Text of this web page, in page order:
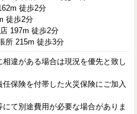
徒歩2分
徒歩2分
197m 徒歩2分
所 215m 徒歩3分
違がある場合は現況を優先と致し
保険を付帯した火災保険にご加入
て別途費用が必要な場合がありま